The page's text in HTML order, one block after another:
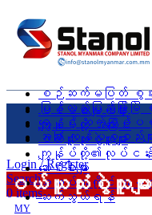
စဉ်ဆက်မပြတ် စွမ်းအ
ပြန်လည်ပြည့်ဖြိုးမြဲ
ရေနှင့် ဆက်စပ်ပစ္စည်
အခြား ကုန်ပစ္စည်းမျာ
Login / Register
Search
0 items
MY
ပင်မစာမျက်နှာ
ကျွန်ုပ်တို့ အကြောင်း
ဝယ်ယူသုံးစွဲသူများ
ကျွန်ုပ်တို့၏လုပ်ငန်းမျ
ဆောင်းပါးများ
အလုပ်အကိုင် အခွင့်အ
ဆက်သွယ်ရန်
ဝယ်ယူသုံးစွဲသူများ